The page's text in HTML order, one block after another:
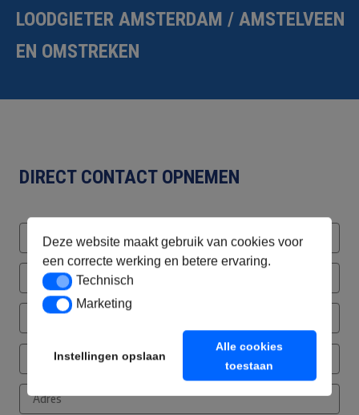
Deze website maakt gebruik van cookies voor
een correcte werking en betere ervaring.
TechnischTechnisch
MarketingMarketing
Instellingen opslaan
Alle cookies
toestaan
LOODGIETER AMSTERDAM / AMSTELVEEN
EN OMSTREKEN
DIRECT CONTACT OPNEMEN